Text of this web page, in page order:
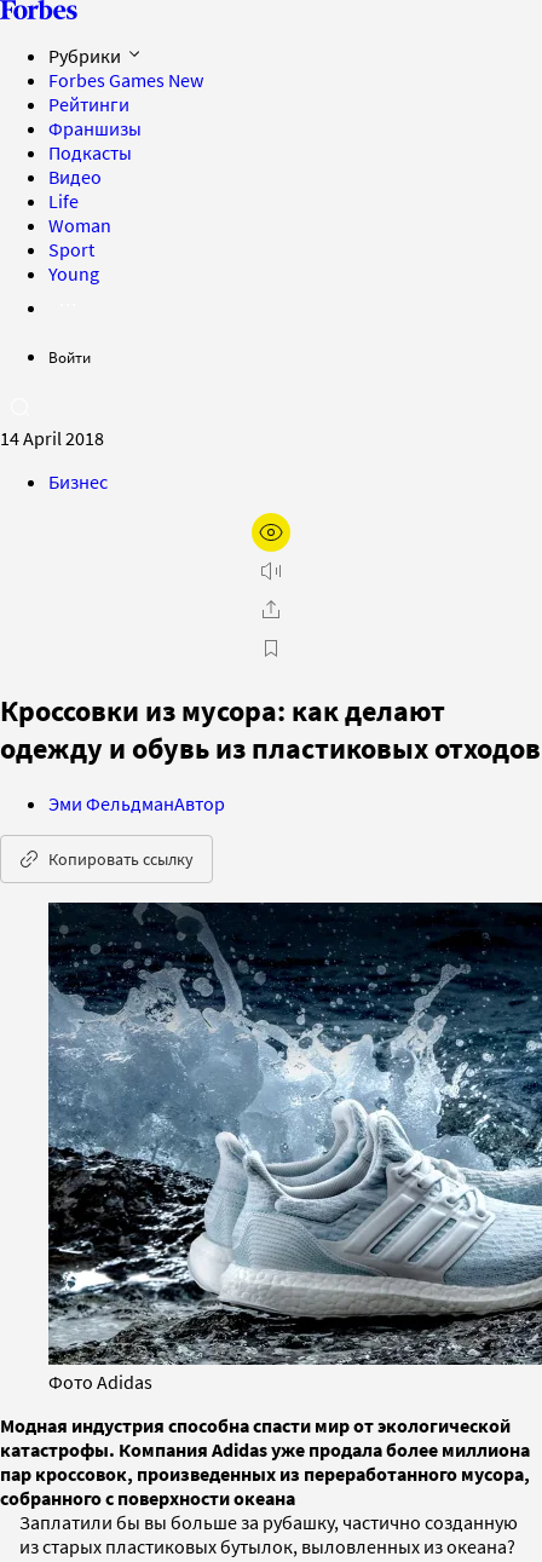
Рубрики
Forbes Games New
Рейтинги
Франшизы
Подкасты
Видео
Life
Woman
Sport
Young
Войти
14 April 2018
Бизнес
Кроссовки из мусора: как делают
одежду и обувь из пластиковых отходов
Эми ФельдманАвтор
Копировать ссылку
Фото Adidas
Модная индустрия способна спасти мир от экологической
катастрофы. Компания Adidas уже продала более миллиона
пар кроссовок, произведенных из переработанного мусора,
собранного с поверхности океана
Заплатили бы вы больше за рубашку, частично созданную
из старых пластиковых бутылок, выловленных из океана?